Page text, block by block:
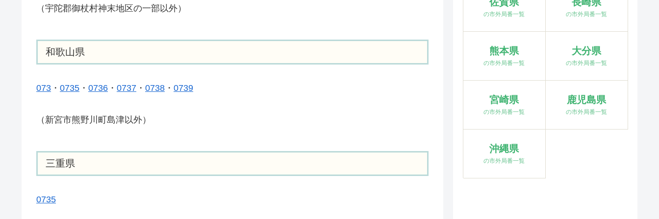
（宇陀郡御杖村神末地区の一部以外）
和歌山県
073 ・ 0735 ・ 0736 ・ 0737 ・ 0738 ・ 0739
（新宮市熊野川町島津以外）
三重県
0735
佐賀県
の市外局番一覧
長崎県
の市外局番一覧
熊本県
の市外局番一覧
大分県
の市外局番一覧
宮崎県
の市外局番一覧
鹿児島県
の市外局番一覧
沖縄県
の市外局番一覧